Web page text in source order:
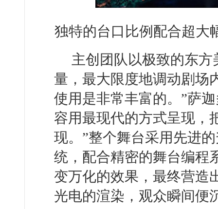
独特的台口比例配合超大
主创团队以极致的东
量，最大限度地调动剧场
使用是非常丰富的。”萨
容用最现代的方式呈现，
现。”整个舞台采用先进
统，配合精密的舞台编程
变万化的效果，最终营造
光电的渲染，观众瞬间便